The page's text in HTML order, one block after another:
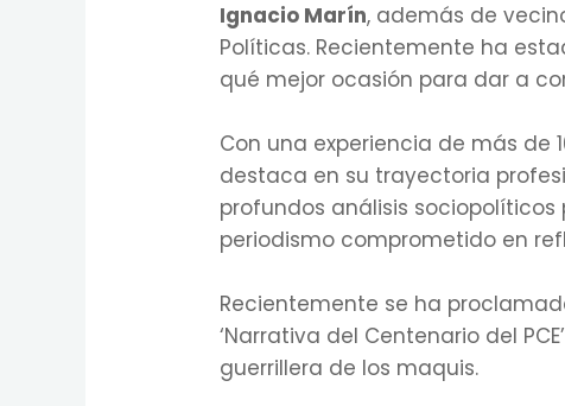
Ignacio Marín, además de
Políticas. Recientemente ha
qué mejor ocasión para dar a
Con una experiencia de más de
destaca en su trayectoria
profundos análisis
periodismo comprometido en
Recientemente se ha
‘Narrativa del Centenario del
guerrillera de los maquis.